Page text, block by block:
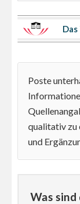
Poste
qualitativ zu
und
Was